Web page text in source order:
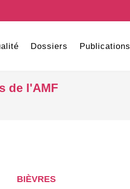
Dossiers Publications
de l'AMF
BIÈVRES